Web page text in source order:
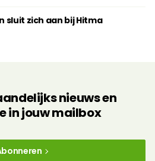
sluit zich aan bij Hitma
nieuws en
in jouw mailbox